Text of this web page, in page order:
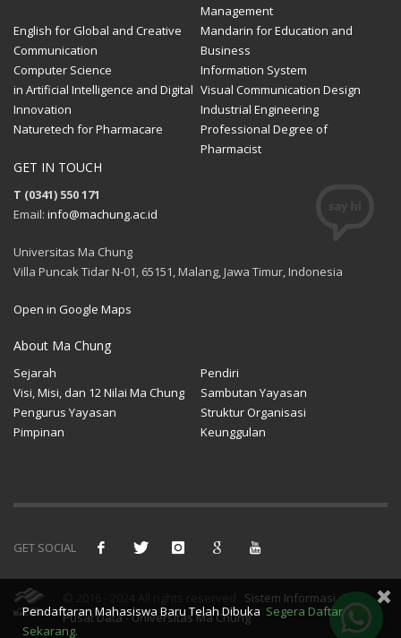
Management
English for Global and Creative
Communication
Mandarin for Education and
Business
Computer Science
in Artificial Intelligence and Digital
Innovation
Information System
Visual Communication Design
Industrial Engineering
Naturetech for Pharmacare
Professional Degree of
Pharmacist
GET IN TOUCH
T (0341) 550 171
Email: info@machung.ac.id
Universitas Ma Chung
Villa Puncak Tidar N-01, 65151, Malang, Jawa Timur, Indonesia
Open in Google Maps
About Ma Chung
Sejarah
Pendiri
Visi, Misi, dan 12 Nilai Ma Chung
Sambutan Yayasan
Pengurus Yayasan
Struktur Organisasi
Pimpinan
Keunggulan
GET SOCIAL
Sistem Informasi dan
Pusat Data - Universitas Ma Chung.
Pendaftaran Mahasiswa Baru Telah Dibuka Segera Daftar
Sekarang.